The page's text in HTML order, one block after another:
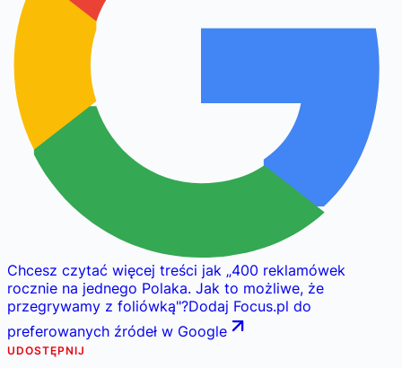
Chcesz czytać więcej treści jak „400 reklamówek
rocznie na jednego Polaka. Jak to możliwe, że
przegrywamy z foliówką"?Dodaj Focus.pl do
preferowanych źródeł w Google
UDOSTĘPNIJ